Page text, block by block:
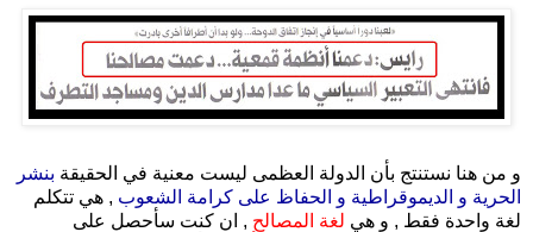
و من هنا نستنتج بأن الدولة العظمى ليست معنية في الحقيقة بنشر
الحرية و الديموقراطية و الحفاظ على كرامة الشعوب , هي تتكلم
لغة واحدة فقط , و هي لغة المصالح , ان كنت سأحصل على